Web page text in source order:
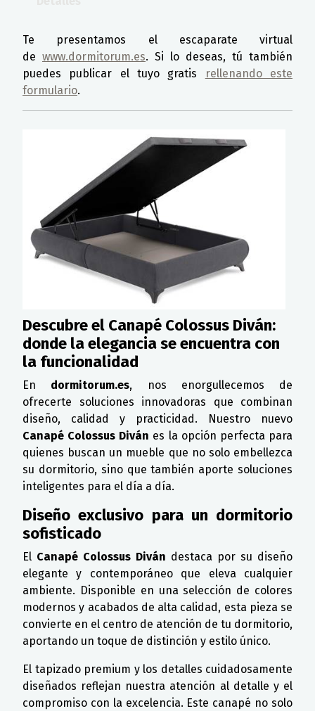
Te presentamos el escaparate virtual
de www.dormitorum.es. Si lo deseas, tú también
puedes publicar el tuyo gratis
rellenando este
formulario.
Descubre el Canapé Colossus Diván:
donde la elegancia se encuentra con
la funcionalidad
En dormitorum.es, nos enorgullecemos de
ofrecerte soluciones innovadoras que combinan
diseño, calidad y practicidad. Nuestro nuevo
Canapé Colossus Diván es la opción perfecta para
quienes buscan un mueble que no solo embellezca
su dormitorio, sino que también aporte soluciones
inteligentes para el día a día.
Diseño exclusivo para un dormitorio
sofisticado
El Canapé Colossus Diván destaca por su diseño
elegante y contemporáneo que eleva cualquier
ambiente. Disponible en una selección de colores
modernos y acabados de alta calidad, esta pieza se
convierte en el centro de atención de tu dormitorio,
aportando un toque de distinción y estilo único.
El tapizado premium y los detalles cuidadosamente
diseñados reflejan nuestra atención al detalle y el
compromiso con la excelencia. Este canapé no solo